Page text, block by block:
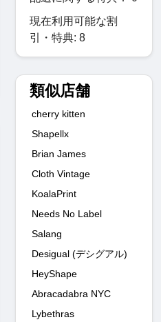
現在利用可能な割
引・特典: 8
類似店舗
cherry kitten
Shapellx
Brian James
Cloth Vintage
KoalaPrint
Needs No Label
Salang
Desigual (デシグアル)
HeyShape
Abracadabra NYC
Lybethras